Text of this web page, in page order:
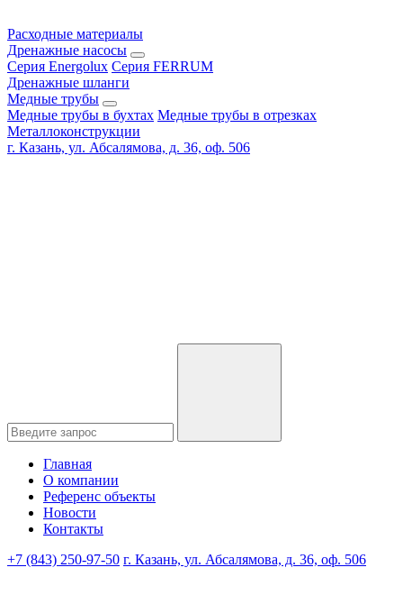
Расходные материалы
Дренажные насосы
Серия Energolux Серия FERRUM
Дренажные шланги
Медные трубы
Медные трубы в бухтах Медные трубы в отрезках
Металлоконструкции
г. Казань, ул. Абсалямова, д. 36, оф. 506
Главная
О компании
Референс объекты
Новости
Контакты
+7 (843) 250-97-50 г. Казань, ул. Абсалямова, д. 36, оф. 506